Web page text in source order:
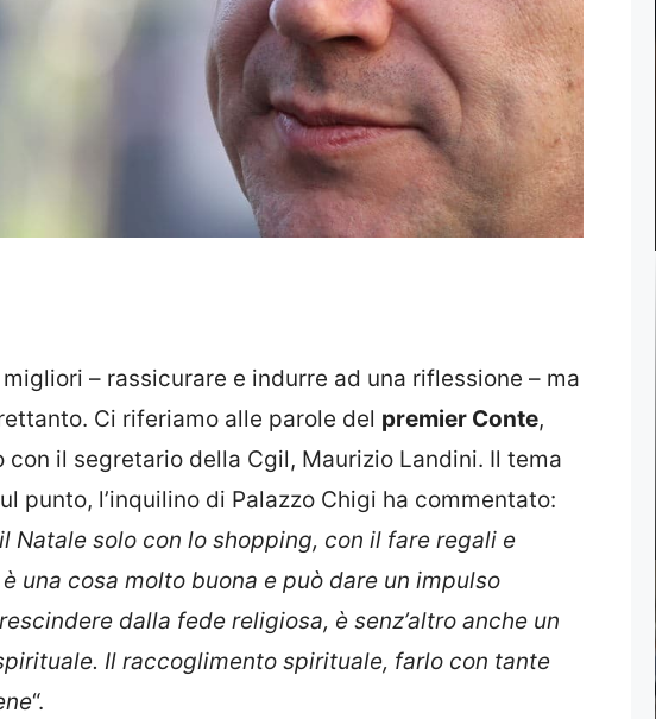
– rassicurare e indurre ad una riflessione – ma
Ci riferiamo alle parole del premier Conte,
il segretario della Cgil, Maurizio Landini. Il tema
punto, l’inquilino di Palazzo Chigi ha commentato:
Natale solo con lo shopping, con il fare regali e
una cosa molto buona e può dare un impulso
dalla fede religiosa, è senz’altro anche un
Il raccoglimento spirituale, farlo con tante
“.